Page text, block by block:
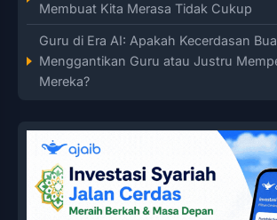
Membuat Kita Merasa Tidak Cukup
Guru di Era AI: Apakah Kecerdasan
Menggantikan Guru atau Justru
Mereka?